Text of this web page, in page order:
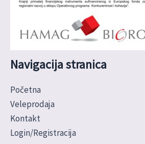
Navigacija stranica
Početna
Veleprodaja
Kontakt
Login/Registracija